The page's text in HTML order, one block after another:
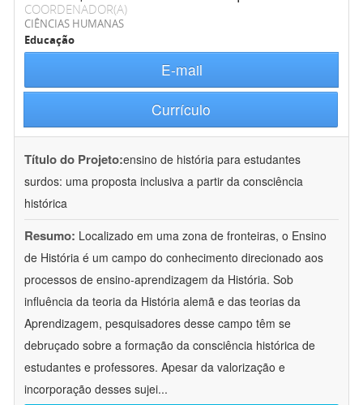
COORDENADOR(A)
CIÊNCIAS HUMANAS
Educação
E-mail
Currículo
Título do Projeto:ensino de história para estudantes
surdos: uma proposta inclusiva a partir da consciência
histórica
Resumo: Localizado em uma zona de fronteiras, o Ensino
de História é um campo do conhecimento direcionado aos
processos de ensino-aprendizagem da História. Sob
influência da teoria da História alemã e das teorias da
Aprendizagem, pesquisadores desse campo têm se
debruçado sobre a formação da consciência histórica de
estudantes e professores. Apesar da valorização e
incorporação desses sujei...